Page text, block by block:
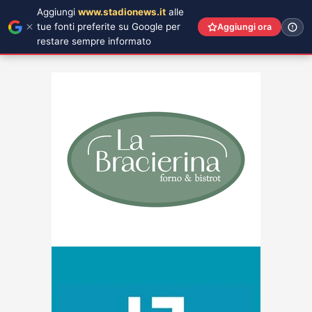
Aggiungi www.stadionews.it alle
tue fonti preferite su Google per
restare sempre informato
Aggiungi ora